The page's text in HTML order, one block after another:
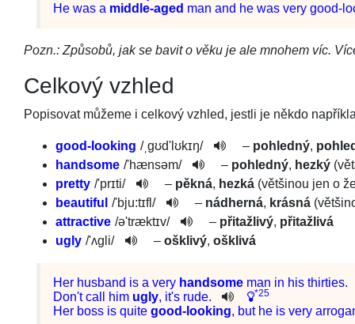
He was a middle-aged man and he was very good-
Pozn.: Způsobů, jak se bavit o věku je ale mnohem víc.
Celkový vzhled
Popisovat můžeme i celkový vzhled, jestli je někdo
good-looking /ˌgʊd'lʊkɪŋ­/ – pohledný,
handsome /'hænsəm/ – pohledný, hezký
pretty /'prɪti/ – pěkná, hezká (většinou jen o
beautiful /'bju:tɪf­l/ – nádherná, krásná
attractive /ə'træktɪv­/ – přitažlivý, přitažlivá
ugly /'ʌgli/ – ošklivý, ošklivá
Her husband is a very handsome man in his thirties.
Don't call him ugly, it's rude. *25
Her boss is quite good-looking, but he is very